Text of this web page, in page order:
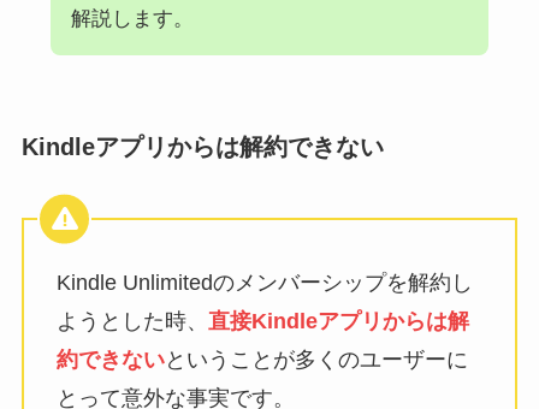
解説します。
Kindleアプリからは解約できない
Kindle Unlimitedのメンバーシップを解約し
ようとした時、 直接Kindleアプリからは解
約できないということが多くのユーザーに
とって意外な事実です。